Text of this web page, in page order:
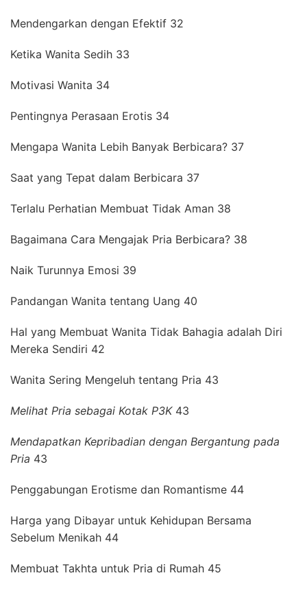
Mendengarkan dengan Efektif 32
Ketika Wanita Sedih 33
Motivasi Wanita 34
Pentingnya Perasaan Erotis 34
Mengapa Wanita Lebih Banyak Berbicara? 37
Saat yang Tepat dalam Berbicara 37
Terlalu Perhatian Membuat Tidak Aman 38
Bagaimana Cara Mengajak Pria Berbicara? 38
Naik Turunnya Emosi 39
Pandangan Wanita tentang Uang 40
Hal yang Membuat Wanita Tidak Bahagia adalah Diri
Mereka Sendiri 42
Wanita Sering Mengeluh tentang Pria 43
Melihat Pria sebagai Kotak P3K 43
Mendapatkan Kepribadian dengan Bergantung pada
Pria 43
Penggabungan Erotisme dan Romantisme 44
Harga yang Dibayar untuk Kehidupan Bersama
Sebelum Menikah 44
Membuat Takhta untuk Pria di Rumah 45